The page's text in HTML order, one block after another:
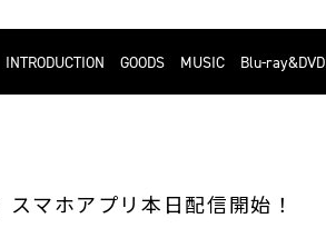
INTRODUCTION GOODS MUSIC Blu-ray&DVD
スマホアプリ本日配信開始！